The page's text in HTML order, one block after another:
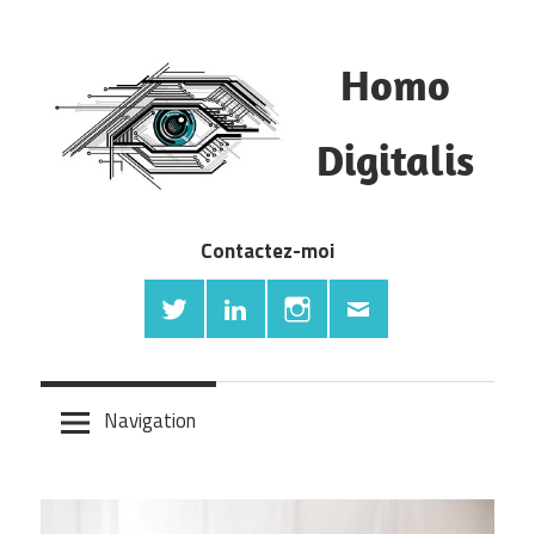
content
Homo
Digitalis
Blog
Ecommerce,
retail,
innovations.
Contactez-moi
Navigation